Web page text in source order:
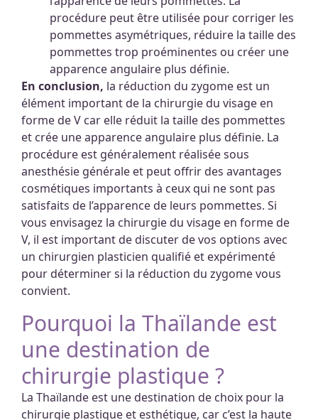
procédure peut être utilisée pour corriger les
pommettes asymétriques, réduire la taille des
pommettes trop proéminentes ou créer une
apparence angulaire plus définie.
En conclusion, la réduction du zygome est un
élément important de la chirurgie du visage en
forme de V car elle réduit la taille des pommettes
et crée une apparence angulaire plus définie. La
procédure est généralement réalisée sous
anesthésie générale et peut offrir des avantages
cosmétiques importants à ceux qui ne sont pas
satisfaits de l’apparence de leurs pommettes. Si
vous envisagez la chirurgie du visage en forme de
V, il est important de discuter de vos options avec
un chirurgien plasticien qualifié et expérimenté
pour déterminer si la réduction du zygome vous
convient.
Pourquoi la Thaïlande est
une destination de
chirurgie plastique ?
La Thaïlande est une destination de choix pour la
chirurgie plastique et esthétique, car c’est la haute